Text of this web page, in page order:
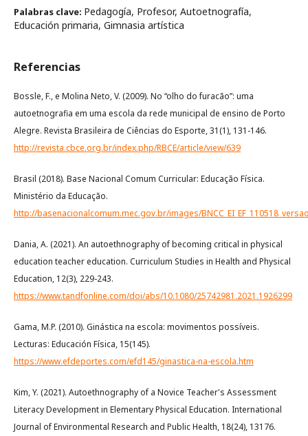
Palabras clave: Pedagogía, Profesor, Autoetnografía,
Educación primaria, Gimnasia artística
Referencias
Bossle, F., e Molina Neto, V. (2009). No “olho do furacão”: uma
autoetnografia em uma escola da rede municipal de ensino de Porto
Alegre. Revista Brasileira de Ciências do Esporte, 31(1), 131-146.
http://revista.cbce.org.br/index.php/RBCE/article/view/639
Brasil (2018). Base Nacional Comum Curricular: Educação Física.
Ministério da Educação.
http://basenacionalcomum.mec.gov.br/images/
Dania, A. (2021). An autoethnography of becoming critical in physical
education teacher education. Curriculum Studies in Health and Physical
Education, 12(3), 229-243.
https://www.tandfonline.com/doi/abs/10.1080/25742981.2021.1926299
Gama, M.P. (2010). Ginástica na escola: movimentos possíveis.
Lecturas: Educación Física, 15(145).
https://www.efdeportes.com/efd145/ginastica-na-escola.htm
Kim, Y. (2021). Autoethnography of a Novice Teacher's Assessment
Literacy Development in Elementary Physical Education. International
Journal of Environmental Research and Public Health, 18(24), 13176.